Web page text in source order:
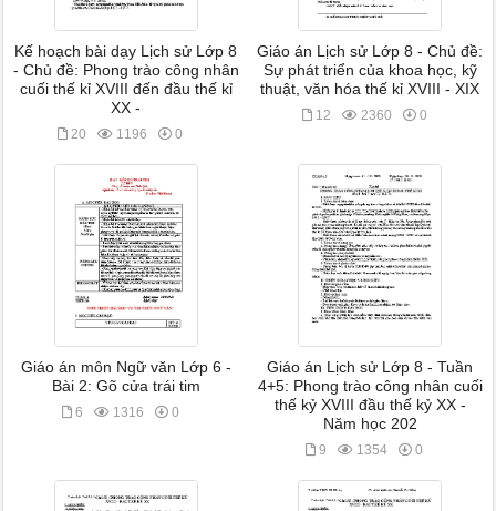
Kế hoạch bài dạy Lịch sử Lớp 8
- Chủ đề: Phong trào công nhân
cuối thế kỉ XVIII đến đầu thế kỉ
XX -
20 1196 0
Giáo án Lịch sử Lớp 8 - Chủ đề:
Sự phát triển của khoa học, kỹ
thuật, văn hóa thế kỉ XVIII - XIX
12 2360 0
Giáo án môn Ngữ văn Lớp 6 -
Bài 2: Gõ cửa trái tim
6 1316 0
Giáo án Lịch sử Lớp 8 - Tuần
4+5: Phong trào công nhân cuối
thế kỷ XVIII đầu thế kỷ XX -
Năm học 202
9 1354 0